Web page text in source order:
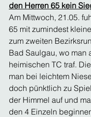
den Herren 65 kein
Am Mittwoch, 21.05.
65 mit zumindest
zum zweiten
Bad Saulgau, wo man
heimischen TC traf.
man bei leichtem
doch pünktlich zu
der Himmel auf und
den 4 Einzeln